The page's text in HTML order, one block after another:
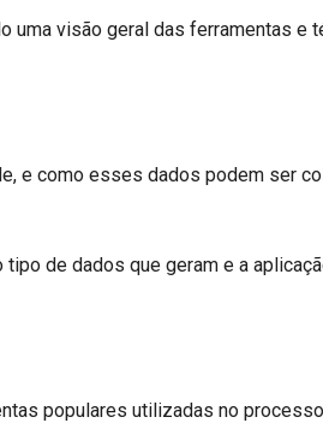
uma visão geral das ferramentas e
e como esses dados podem ser
de dados que geram e a
populares utilizadas no